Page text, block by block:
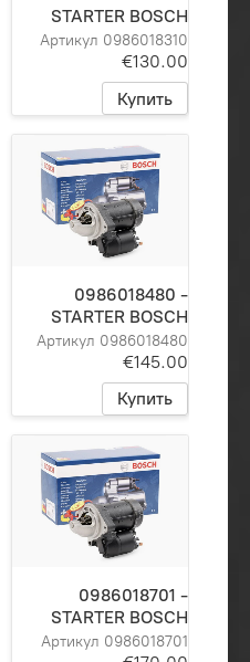
STARTER BOSCH
Артикул 0986018310
€130.00
Купить
0986018480 -
STARTER BOSCH
Артикул 0986018480
€145.00
Купить
0986018701 -
STARTER BOSCH
Артикул 0986018701